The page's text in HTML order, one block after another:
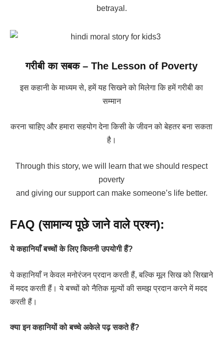
betrayal.
गरीबी का सबक – The Lesson of Poverty
इस कहानी के माध्यम से, हमें यह सिखने को मिलेगा कि हमें गरीबी का
सम्मान
करना चाहिए और हमारा सहयोग देना किसी के जीवन को बेहतर बना सकता
है।
Through this story, we will learn that we should respect
poverty
and giving our support can make someone’s life better.
FAQ (सामान्य पूछे जाने वाले प्रश्न):
ये कहानियाँ बच्चों के लिए कितनी उपयोगी हैं?
ये कहानियाँ न केवल मनोरंजन प्रदान करती हैं, बल्कि मूल सिख को सिखाने
में मदद करती हैं। ये बच्चों को नैतिक मूल्यों की समझ प्रदान करने में मदद
करती हैं।
क्या इन कहानियों को बच्चे अकेले पढ़ सकते हैं?